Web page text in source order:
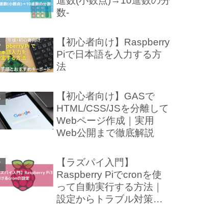
数-
【初心者向け】Raspberry
Piで日本語を入力する方
法
【初心者向け】GASで
HTML/CSS/JSを分離して
Webページ作成｜実用
Web公開まで徹底解説
【ラズパイ入門】
Raspberry Piでcronを使
って自動実行する方法｜
設定からトラブル対策ま